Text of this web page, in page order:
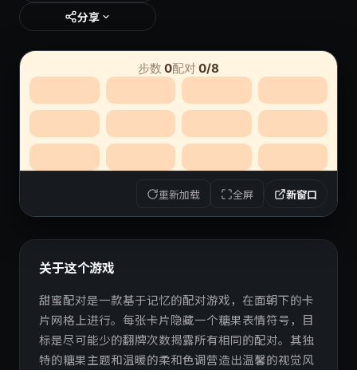
分享
重新加载 全屏 新窗口
关于这个游戏
甜蜜配对是一款基于记忆的配对游戏，在面朝下的卡
片网格上进行。每张卡片隐藏一个糖果表情符号，目
标是尽可能少的翻牌次数揭露所有相同的配对。其独
特的糖果主题和温暖的柔和色调营造出温馨的视觉风